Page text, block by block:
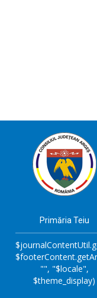
Primăria Teiu
"", "$locale",
$theme_display)